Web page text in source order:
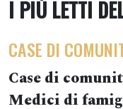
I PIÙ LETTI
CASE DI
Case di
Medici di